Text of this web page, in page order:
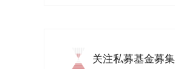
关注私募基金募